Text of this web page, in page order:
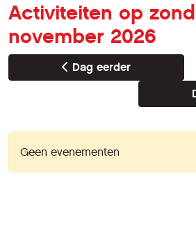
Activiteiten op
november 2026
Dag eerder
Geen evenementen